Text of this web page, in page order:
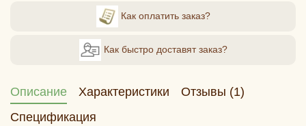
Как оплатить заказ?
Как быстро доставят заказ?
Описание Характеристики
Отзывы (1)
Спецификация